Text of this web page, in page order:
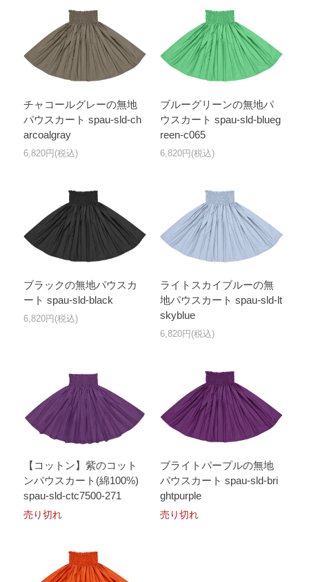
チャコールグレーの無地
パウスカート spau-sld-ch
arcoalgray
6,820円(税込)
ブルーグリーンの無地パ
ウスカート spau-sld-blueg
reen-c065
6,820円(税込)
ブラックの無地パウスカ
ート spau-sld-black
6,820円(税込)
ライトスカイブルーの無
地パウスカート spau-sld-lt
skyblue
6,820円(税込)
【コットン】紫のコット
ンパウスカート(綿100%)
spau-sld-ctc7500-271
売り切れ
ブライトパープルの無地
パウスカート spau-sld-bri
ghtpurple
売り切れ